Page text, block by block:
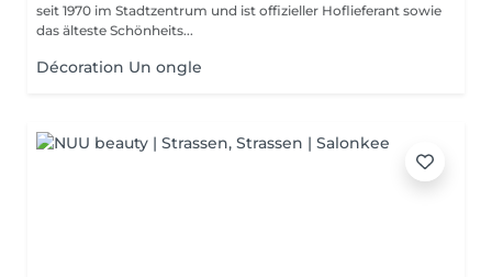
seit 1970 im Stadtzentrum und ist offizieller Hoflieferant sowie
das älteste Schönheits...
Décoration Un ongle